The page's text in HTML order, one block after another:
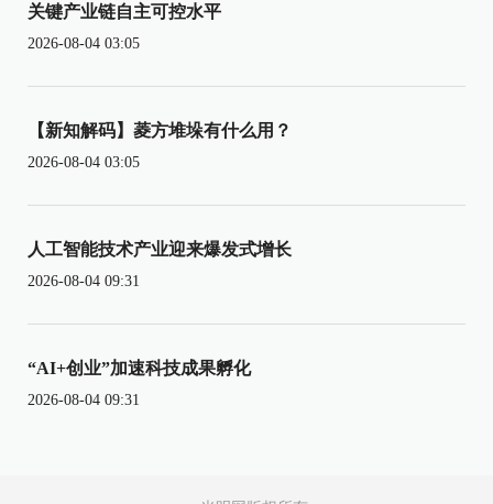
关键产业链自主可控水平
2026-08-04 03:05
【新知解码】菱方堆垛有什么用？
2026-08-04 03:05
人工智能技术产业迎来爆发式增长
2026-08-04 09:31
“AI+创业”加速科技成果孵化
2026-08-04 09:31